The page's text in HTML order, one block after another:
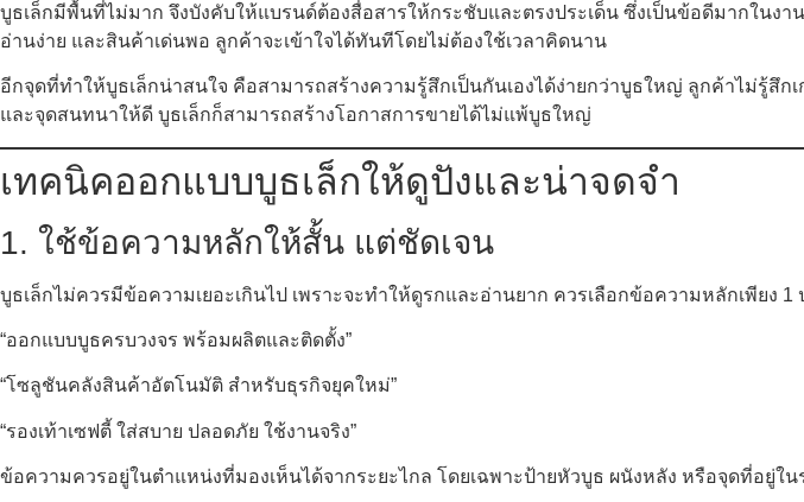
บูธเล็กมีพื้นที่ไม่มาก จึงบังคับให้แบรนด์ต้องสื่อสารให้กระชับและตรงประเด็น ซึ่งเป็นข้อดีมากใ
อ่านง่าย และสินค้าเด่นพอ ลูกค้าจะเข้าใจได้ทันทีโดยไม่ต้องใช้เวลาคิดนาน
อีกจุดที่ทำให้บูธเล็กน่าสนใจ คือสามารถสร้างความรู้สึกเป็นกันเองได้ง่ายกว่าบูธใหญ่ ลูกค้าไม่รู้สึก
และจุดสนทนาให้ดี บูธเล็กก็สามารถสร้างโอกาสการขายได้ไม่แพ้บูธใหญ่
เทคนิคออกแบบบูธเล็กให้ดูปังและน่าจดจำ
1. ใช้ข้อความหลักให้สั้น แต่ชัดเจน
บูธเล็กไม่ควรมีข้อความเยอะเกินไป เพราะจะทำให้ดูรกและอ่านยาก ควรเลือกข้อความหลักเพียง
“ออกแบบบูธครบวงจร พร้อมผลิตและติดตั้ง”
“โซลูชันคลังสินค้าอัตโนมัติ สำหรับธุรกิจยุคใหม่”
“รองเท้าเซฟตี้ ใส่สบาย ปลอดภัย ใช้งานจริง”
ข้อความควรอยู่ในตำแหน่งที่มองเห็นได้จากระยะไกล โดยเฉพาะป้ายหัวบูธ ผนังหลัง หรือจุดที่อยู่ใน